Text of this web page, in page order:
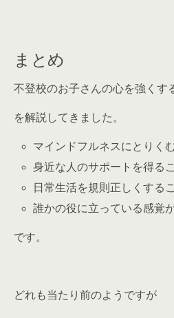
まとめ
不登校のお子さんの心を強くす
を解説してきました。
マインドフルネスにとりく
身近な人のサポートを得る
日常生活を規則正しくする
誰かの役に立っている感覚
です。
どれも当たり前のようですが